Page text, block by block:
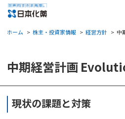
ホーム 株主・投資家情報 経営方針 中
中期経営計画
現状の課題と対策